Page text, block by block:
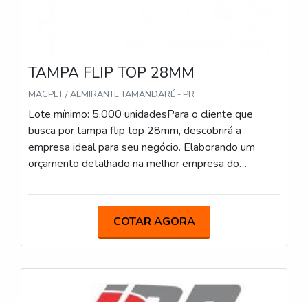
TAMPA FLIP TOP 28MM
MACPET / ALMIRANTE TAMANDARÉ - PR
Lote mínimo: 5.000 unidadesPara o cliente que
busca por tampa flip top 28mm, descobrirá a
empresa ideal para seu negócio. Elaborando um
orçamento detalhado na melhor empresa do
Quando a busca é por tampa flip top 28mm, com os
excelente custo-benefício com pagamento
acessível.OUTRAS INFORMAÇÕES SOBRE
em sua área de atuação. A Macpet objetiva seus
COTAR AGORA